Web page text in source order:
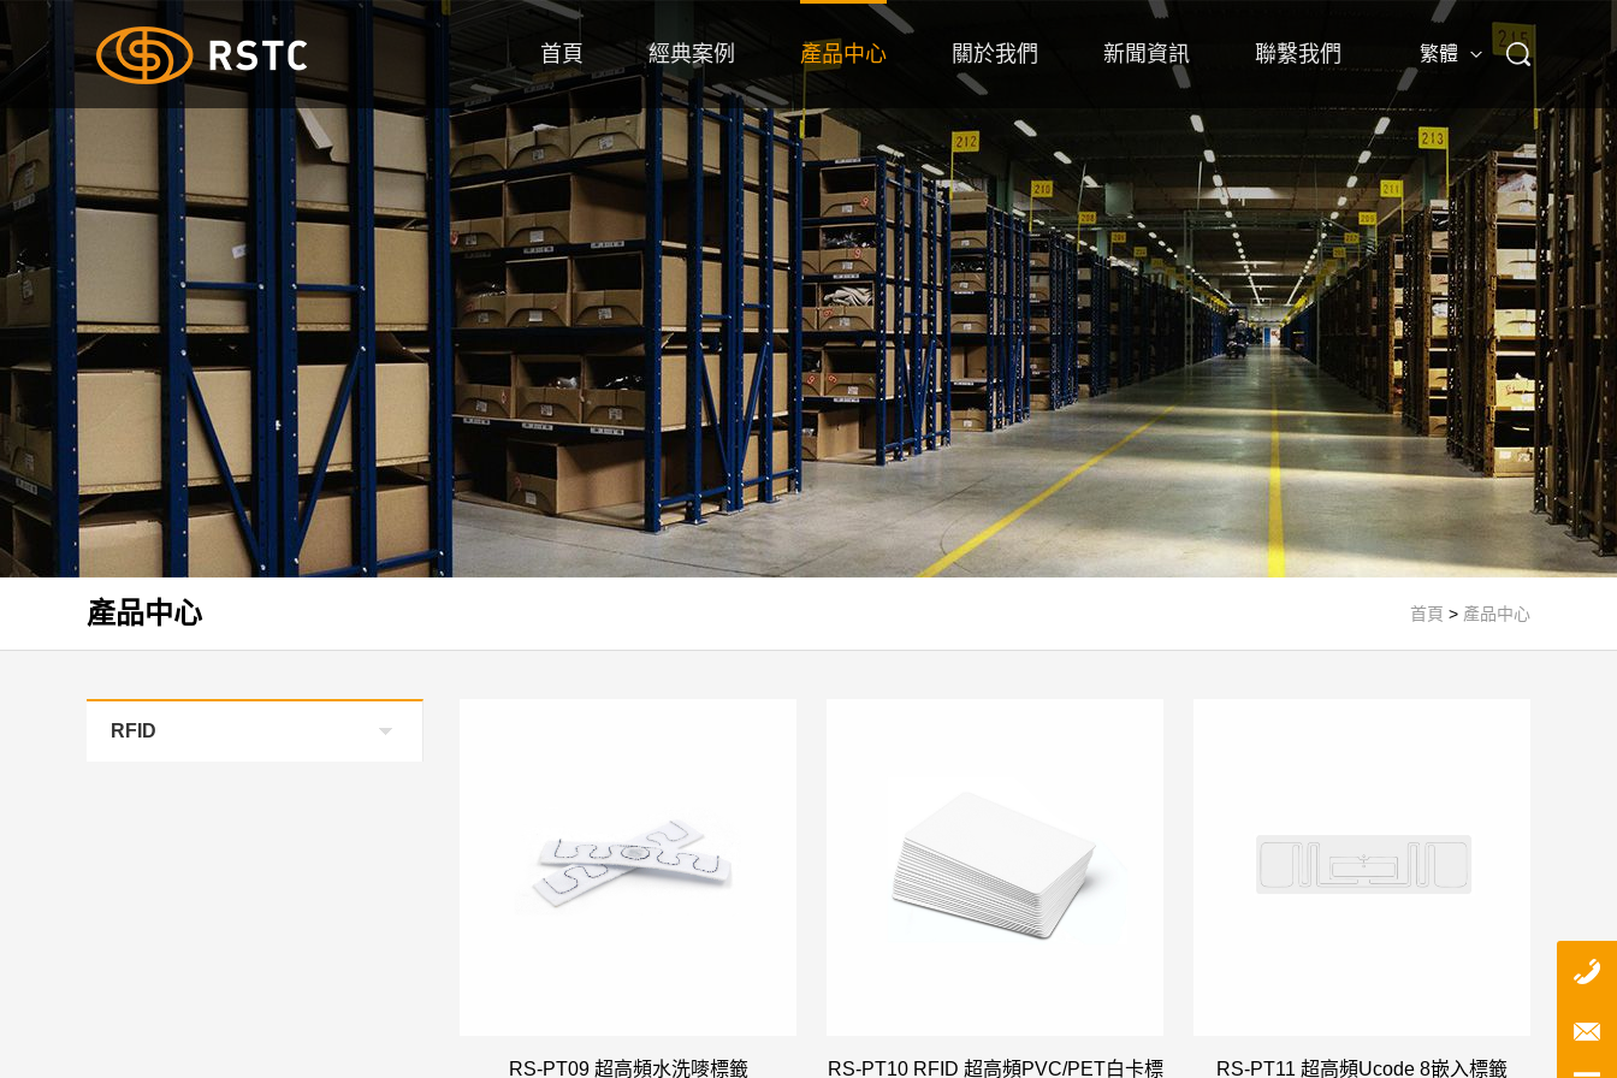
首頁 經典案例 產品中心 關於我們 新聞資訊 聯繫我們 繁體
產品中心 首頁 > 產品中心
RFID
RS-PT09 超高頻水洗嘜標籤 RS-PT10 RFID 超高頻PVC/PET白卡標 RS-PT11 超高頻Ucode 8嵌入標籤